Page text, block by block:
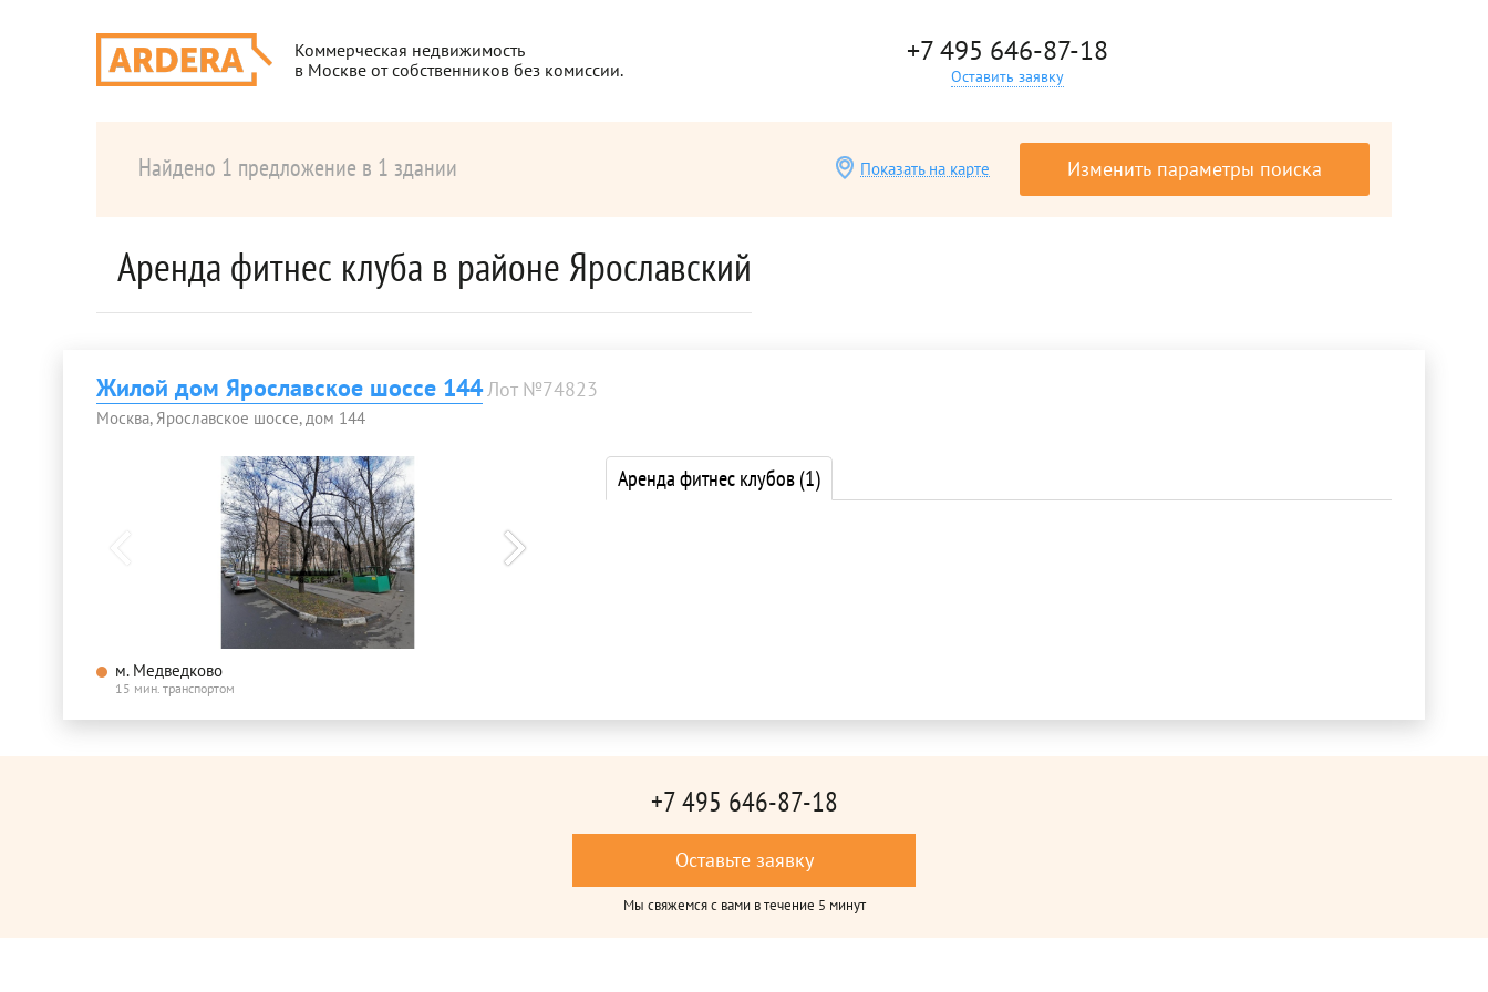
Коммерческая недвижимость
в Москве от собственников без комиссии.
+7 495 646-87-18
Оставить заявку
Изменить параметры поиска
Найдено 1 предложение в 1 здании Показать на карте
Аренда фитнес клуба в районе Ярославский
Жилой дом Ярославское шоссе 144Лот №74823
Москва, Ярославское шоссе, дом 144
м. Медведково
15 мин. транспортом
Аренда фитнес клубов(1)
+7 495 646-87-18
Оставьте заявку
Мы свяжемся с вами в течение 5 минут